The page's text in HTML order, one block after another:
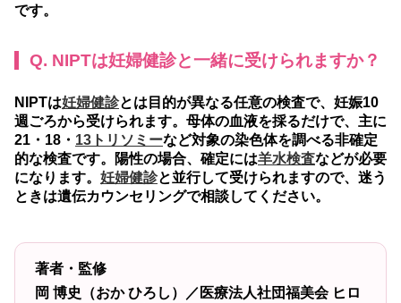
です。
Q. NIPTは妊婦健診と一緒に受けられますか？
NIPTは妊婦健診とは目的が異なる任意の検査で、妊娠10
週ごろから受けられます。母体の血液を採るだけで、主に
21・18・ 13トリソミーなど対象の染色体を調べる非確定
的な検査です。陽性の場合、確定には羊水検査などが必要
になります。 妊婦健診と並行して受けられますので、迷う
ときは遺伝カウンセリングで相談してください。
著者・監修
岡 博史（おか ひろし）／医療法人社団福美会 ヒロ